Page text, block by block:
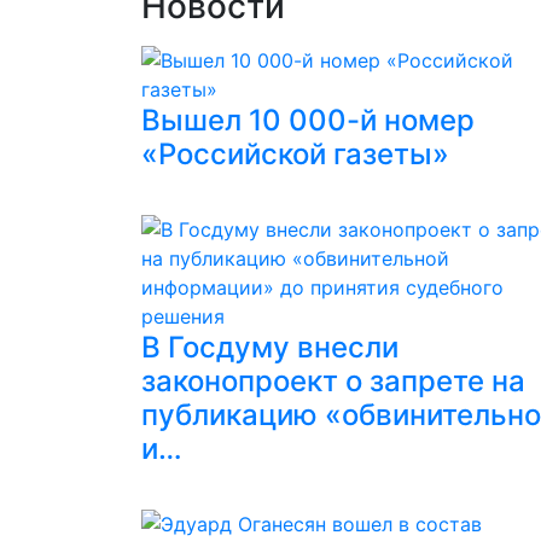
Вышел 10 000-й номер
«Российской газеты»
В Госдуму внесли
законопроект о запрете на
публикацию
и…